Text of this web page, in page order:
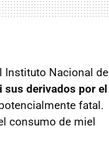
Instituto Nacional de
sus derivados por el
fatal.
consumo de miel